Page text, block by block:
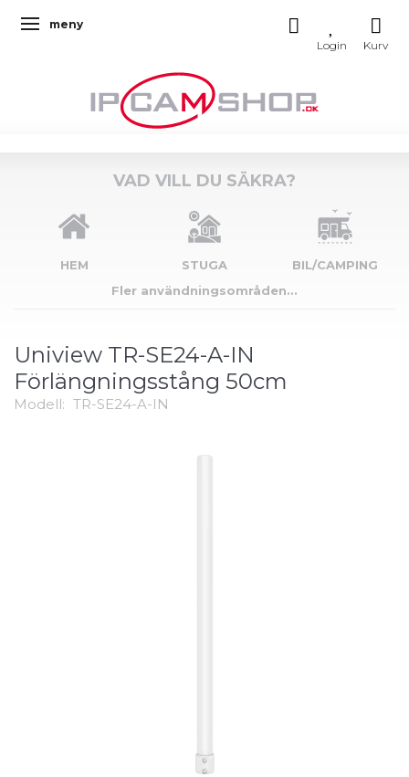
Ändra navigering
meny
VAD VILL DU SÄKRA?
HEM STUGA
BIL/CAMPING
Fler användningsområden...
Uniview TR-SE24-A-IN
Förlängningsstång 50cm
Modell: TR-SE24-A-IN